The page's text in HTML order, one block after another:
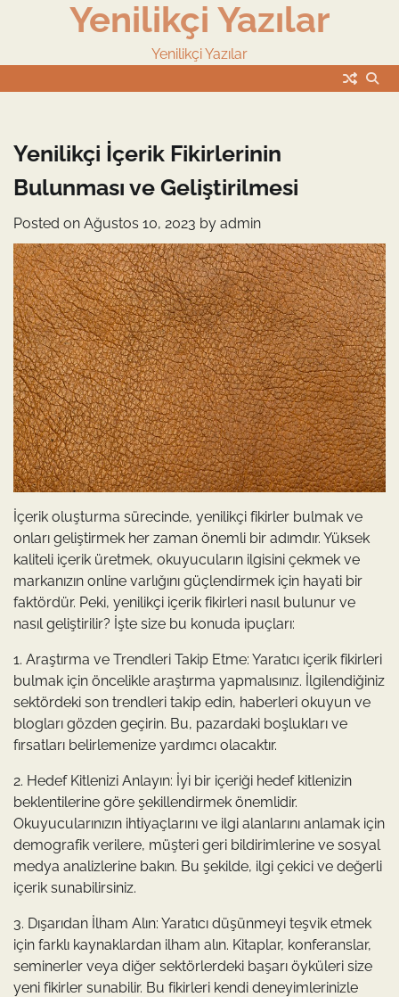
Yenilikçi Yazılar
Yenilikçi Yazılar
Yenilikçi İçerik Fikirlerinin
Bulunması ve Geliştirilmesi
Posted on Ağustos 10, 2023 by admin
İçerik oluşturma sürecinde, yenilikçi fikirler bulmak ve
onları geliştirmek her zaman önemli bir adımdır. Yüksek
kaliteli içerik üretmek, okuyucuların ilgisini çekmek ve
markanızın online varlığını güçlendirmek için hayati bir
faktördür. Peki, yenilikçi içerik fikirleri nasıl bulunur ve
nasıl geliştirilir? İşte size bu konuda ipuçları:
1. Araştırma ve Trendleri Takip Etme: Yaratıcı içerik fikirleri
bulmak için öncelikle araştırma yapmalısınız. İlgilendiğiniz
sektördeki son trendleri takip edin, haberleri okuyun ve
blogları gözden geçirin. Bu, pazardaki boşlukları ve
fırsatları belirlemenize yardımcı olacaktır.
2. Hedef Kitlenizi Anlayın: İyi bir içeriği hedef kitlenizin
beklentilerine göre şekillendirmek önemlidir.
Okuyucularınızın ihtiyaçlarını ve ilgi alanlarını anlamak için
demografik verilere, müşteri geri bildirimlerine ve sosyal
medya analizlerine bakın. Bu şekilde, ilgi çekici ve değerli
içerik sunabilirsiniz.
3. Dışarıdan İlham Alın: Yaratıcı düşünmeyi teşvik etmek
için farklı kaynaklardan ilham alın. Kitaplar, konferanslar,
seminerler veya diğer sektörlerdeki başarı öyküleri size
yeni fikirler sunabilir. Bu fikirleri kendi deneyimlerinizle